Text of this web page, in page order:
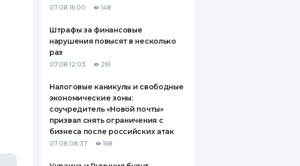
СТРАХОВАНИЮ
ВСЕ СТРАХОВЫЕ ПОЛИСЫ
СТРАХОВЫЕ КОМПАНИИ
ОТЗЫВЫ О СТРАХОВЫХ
КОМПАНИЯХ
07.08 16:00 148
Штрафы за финансовые
нарушения повысят в несколько
раз
07.08 12:03 261
Налоговые каникулы и свободные
экономические зоны:
соучредитель «Новой почты»
призвал снять ограничения с
бизнеса после российских атак
07.08 08:37 168